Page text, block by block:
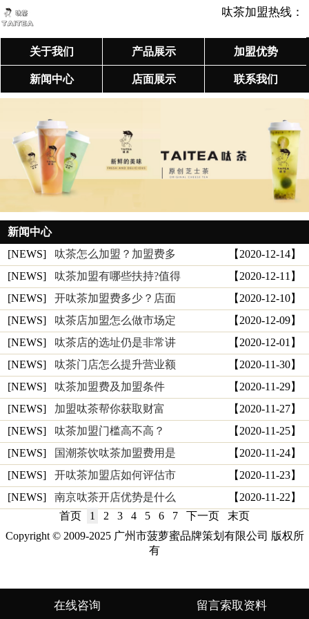
呔茶加盟热线：
关于我们 产品展示 加盟优势
新闻中心 店面展示 联系我们
新闻中心
[NEWS] 呔茶怎么加盟？加盟费多
【2020-12-14】
[NEWS] 呔茶加盟有哪些扶持?值得
【2020-12-11】
[NEWS]开呔茶加盟费多少？店面
【2020-12-10】
[NEWS] 呔茶店加盟怎么做市场定
【2020-12-09】
[NEWS] 呔茶店的选址仍是非常讲
【2020-12-01】
[NEWS] 呔茶门店怎么提升营业额
【2020-11-30】
[NEWS] 呔茶加盟费及加盟条件
【2020-11-29】
[NEWS] 加盟呔茶帮你获取财富
【2020-11-27】
[NEWS] 呔茶加盟门槛高不高？
【2020-11-25】
[NEWS]
国潮茶饮呔茶加盟费用是
【2020-11-24】
[NEWS]开呔茶加盟店如何评估市
【2020-11-23】
[NEWS]南京呔茶开店优势是什么
【2020-11-22】
首页
1 2 3 4 5 6 7 下一页
末页
Copyright © 2009-2025 广州市菠萝蜜品牌策划有限公司 版权所
有
在线咨询 留言索取资料